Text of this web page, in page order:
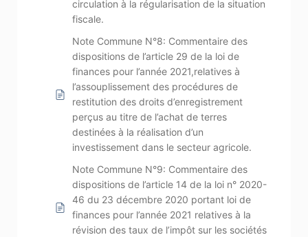
circulation à la régularisation de la situation
fiscale.
Note Commune N°8: Commentaire des
dispositions de l’article 29 de la loi de
finances pour l’année 2021,relatives à
l’assouplissement des procédures de
restitution des droits d’enregistrement
perçus au titre de l’achat de terres
destinées à la réalisation d’un
investissement dans le secteur agricole.
Note Commune N°9: Commentaire des
dispositions de l’article 14 de la loi n° 2020-
46 du 23 décembre 2020 portant loi de
finances pour l’année 2021 relatives à la
révision des taux de l’impôt sur les sociétés